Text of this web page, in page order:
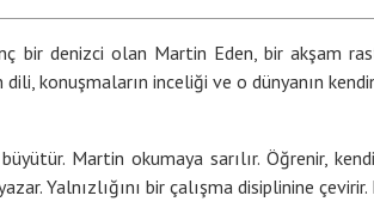
bir denizci olan Martin Eden, bir akşam
konuşmaların inceliği ve o dünyanın
Martin okumaya sarılır. Öğrenir,
Yalnızlığını bir çalışma disiplinine